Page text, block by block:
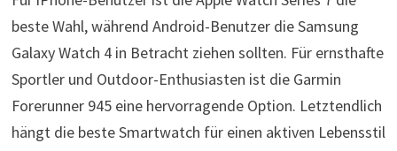
beste Wahl, während Android-Benutzer die Samsung
Galaxy Watch 4 in Betracht ziehen sollten. Für ernsthafte
Sportler und Outdoor-Enthusiasten ist die Garmin
Forerunner 945 eine hervorragende Option. Letztendlich
hängt die beste Smartwatch für einen aktiven Lebensstil